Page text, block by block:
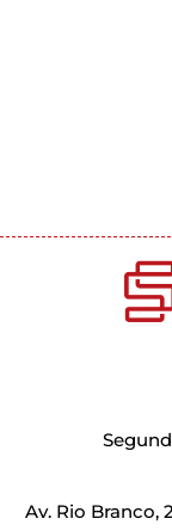
Av. Rio Branco,